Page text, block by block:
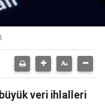
veri ihlalleri